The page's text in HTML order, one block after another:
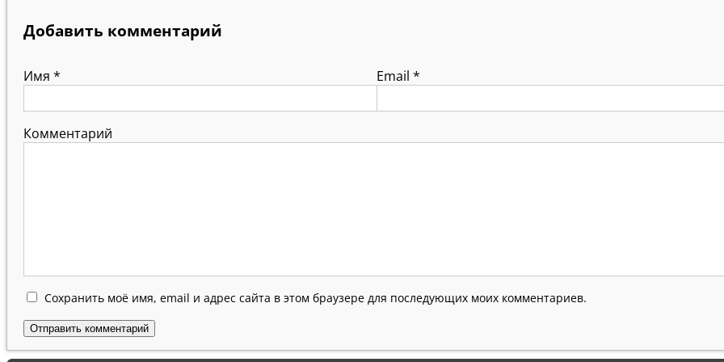
Добавить комментарий
Имя * Email*
Комментарий
Сохранить моё имя, email и адрес сайта в этом браузере для последующих моих комментариев.